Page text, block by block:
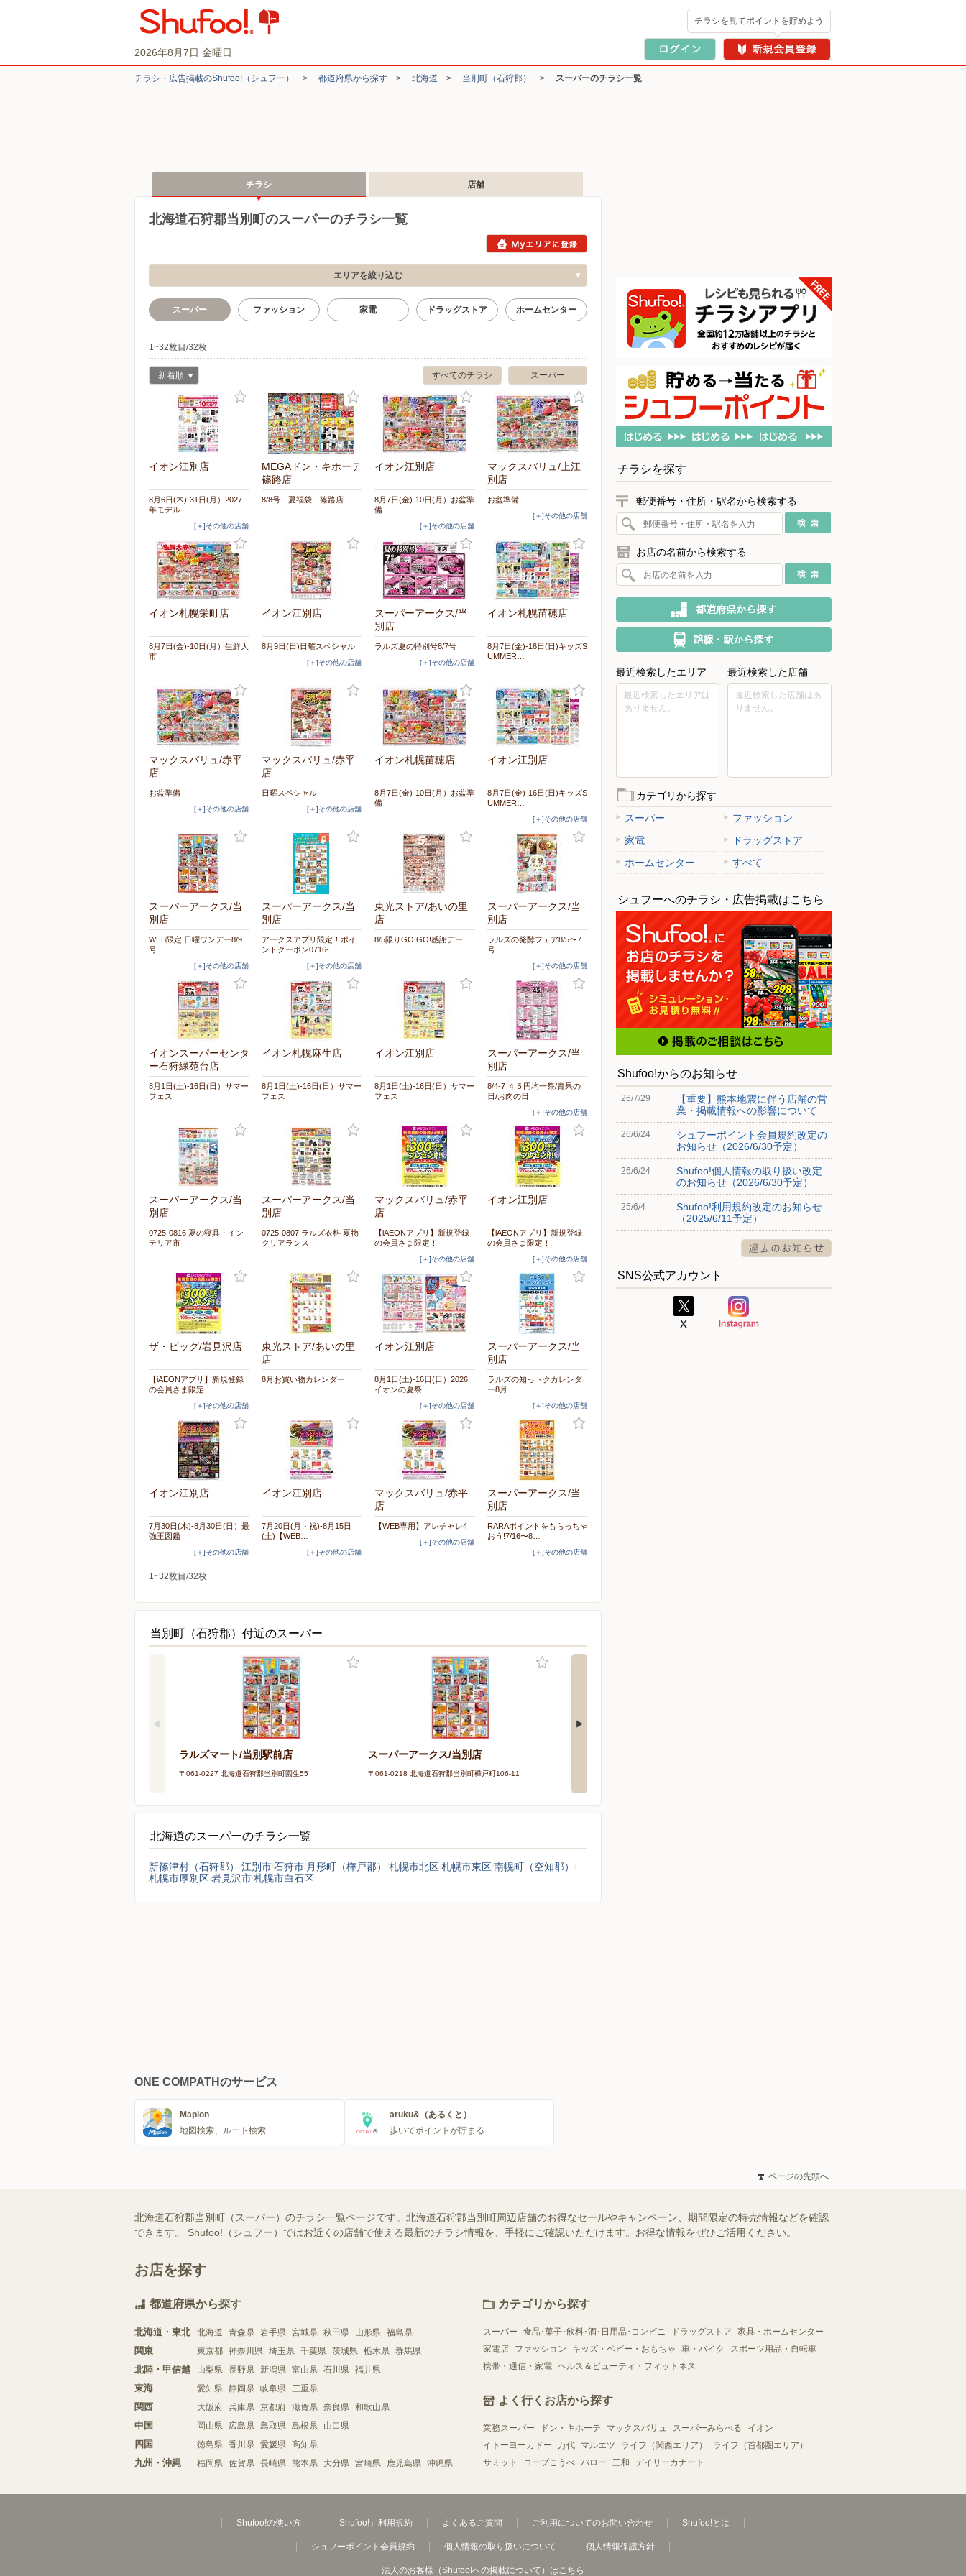
2026年8月7日 金曜日
チラシを見てポイントを貯めよう
チラシ・​広告掲載の​Shufoo!​（シュフー） > 都道府県から探す > 北海道 > 当別町（石狩郡） > スーパーのチラシ一覧
チラシ 店舗
北海道石狩郡当別町のスーパーのチラシ一覧
エリアを絞り込む
スーパー ファッション 家電 ドラッグストア ホームセンター
1~32枚目/32枚
スーパー
すべてのチラシ
新着順
イオン江別店
8月6日(木)-31日(月）2027
年モデル …
[＋]その他の店舗
MEGAドン・キホーテ
篠路店
8/8号 夏福袋 篠路店
イオン江別店
8月7日(金)-10日(月）お盆準
備
[＋]その他の店舗
マックスバリュ/上江
別店
お盆準備
[＋]その他の店舗
イオン札幌栄町店
8月7日(金)-10日(月）生鮮大
市
イオン江別店
8月9日(日)日曜スペシャル
[＋]その他の店舗
スーパーアークス/当
別店
ラルズ夏の特別号8/7号
[＋]その他の店舗
イオン札幌苗穂店
8月7日(金)-16日(日)キッズS
UMMER…
マックスバリュ/赤平
店
お盆準備
[＋]その他の店舗
マックスバリュ/赤平
店
日曜スペシャル
[＋]その他の店舗
イオン札幌苗穂店
8月7日(金)-10日(月）お盆準
備
イオン江別店
8月7日(金)-16日(日)キッズS
UMMER…
[＋]その他の店舗
スーパーアークス/当
別店
WEB限定!日曜ワンデー8/9
号
[＋]その他の店舗
スーパーアークス/当
別店
アークスアプリ限定！ポイ
ントクーポン0716-…
[＋]その他の店舗
東光ストア/あいの里
店
8/5限りGO!GO!感謝デー
スーパーアークス/当
別店
ラルズの発酵フェア8/5〜7
号
[＋]その他の店舗
イオンスーパーセンタ
ー石狩緑苑台店
8月1日(土)-16日(日）サマー
フェス
イオン札幌麻生店
8月1日(土)-16日(日）サマー
フェス
イオン江別店
8月1日(土)-16日(日）サマー
フェス
スーパーアークス/当
別店
8/4-7 ４５円均一祭/青果の
日/お肉の日
[＋]その他の店舗
スーパーアークス/当
別店
0725-0816 夏の寝具・イン
テリア市
スーパーアークス/当
別店
0725-0807 ラルズ衣料 夏物
クリアランス
マックスバリュ/赤平
店
【iAEONアプリ】新規登録
の会員さま限定！
[＋]その他の店舗
イオン江別店
【iAEONアプリ】新規登録
の会員さま限定！
[＋]その他の店舗
ザ・ビッグ/岩見沢店
【iAEONアプリ】新規登録
の会員さま限定！
[＋]その他の店舗
東光ストア/あいの里
店
8月お買い物カレンダー
イオン江別店
8月1日(土)-16日(日）2026
イオンの夏祭
[＋]その他の店舗
スーパーアークス/当
別店
ラルズの知っトクカレンダ
ー8月
[＋]その他の店舗
イオン江別店
7月30日(木)-8月30日(日）最
強王図鑑
[＋]その他の店舗
イオン江別店
7月20日(月・祝)-8月15日
(土)【WEB…
[＋]その他の店舗
マックスバリュ/赤平
店
【WEB専用】アレチャレ4
[＋]その他の店舗
スーパーアークス/当
別店
RARAポイントをもらっちゃ
おう!7/16〜8…
[＋]その他の店舗
1~32枚目/32枚
当別町（石狩郡）付近のスーパー
ラルズマート/当別駅前店
〒061-0227 北海道石狩郡当別町園生55
スーパーアークス/当別店
〒061-0218 北海道石狩郡当別町樺戸町106-11
北海道のスーパーのチラシ一覧
新篠津村（石狩郡） 江別市石狩市 月形町（樺戸郡） 札幌市北区札幌市東区南幌町（空知郡）
札幌市厚別区岩見沢市札幌市白石区
チラシを探す
郵便番号・住所・駅名から検索する
お店の名前から検索する
最近検索したエリア
最近検索したエリアは
ありません。
最近検索した店舗
最近検索した店舗はあ
りません。
カテゴリから探す
スーパー
ファッション
家電
ドラッグストア
ホームセンター
すべて
シュフーへのチラシ・広告掲載はこちら
Shufoo!からのお知らせ
26/7/29
【重要】熊本地震に伴う店舗の営
業・掲載情報への影響について
26/6/24
シュフーポイント会員規約改定の
お知らせ（2026/6/30予定）
26/6/24
Shufoo!個人情報の取り扱い改定
のお知らせ（2026/6/30予定）
25/6/4
Shufoo!利用規約改定のお知らせ
（2025/6/11予定）
SNS公式アカウント
ONE COMPATHのサービス
Mapion
地図検索、ルート検索
aruku&（あるくと）
歩いてポイントが貯まる
ページの先頭へ
北海道石狩郡当別町（スーパー）のチラシ一覧ページです。北海道石狩郡当別町周辺店舗のお得なセールやキャンペーン、期間限定の特売情報などを確認
できます。 Shufoo!（シュフー）ではお近くの店舗で使える最新のチラシ情報を、手軽にご確認いただけます。お得な情報をぜひご活用ください。
お店を探す
都道府県から探す
北海道・東北 北海道 青森県 岩手県 宮城県 秋田県 山形県 福島県
関東 東京都 神奈川県 埼玉県 千葉県 茨城県 栃木県 群馬県
北陸・甲信越 山梨県 長野県 新潟県 富山県 石川県 福井県
東海 愛知県 静岡県 岐阜県 三重県
関西 大阪府 兵庫県 京都府 滋賀県 奈良県 和歌山県
中国 岡山県 広島県 鳥取県 島根県 山口県
四国 徳島県 香川県 愛媛県 高知県
九州・沖縄 福岡県 佐賀県 長崎県 熊本県 大分県 宮崎県 鹿児島県 沖縄県
カテゴリから探す
スーパー 食品･菓子･飲料･酒･日用品･コンビニ ドラッグストア
家具・ホームセンター
家電店
ファッション キッズ・ベビー・おもちゃ 車・バイク
スポーツ用品・自転車
携帯・通信・家電 ヘルス＆ビューティ・フィットネス
よく行くお店から探す
業務スーパー ドン・キホーテ マックスバリュ スーパーみらべる
イオン
イトーヨーカドー
万代 マルエツ ライフ（関西エリア）
ライフ（首都圏エリア）
サミット
コープこうべ バロー 三和 デイリーカナート
Shufoo!の使い方 「Shufoo!」利用規約 よくあるご質問 ご利用についてのお問い合わせ Shufoo!とは
シュフーポイント会員規約 個人情報の取り扱いについて 個人情報保護方針
法人のお客様（Shufoo!への掲載について）はこちら